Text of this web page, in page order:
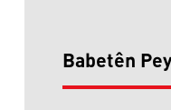
Babetên